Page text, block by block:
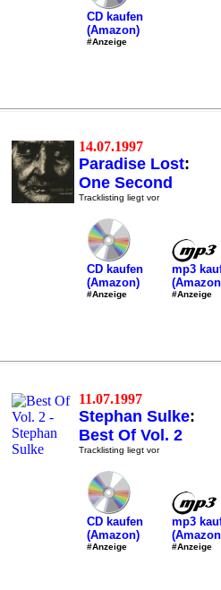
CD kaufen
(Amazon)
#Anzeige
14.07.1997
Paradise Lost:
One Second
Tracklisting liegt vor
CD kaufen
(Amazon)
#Anzeige
mp3
#Anzeige
11.07.1997
Stephan Sulke:
Best Of Vol. 2
Tracklisting liegt vor
CD kaufen
(Amazon)
#Anzeige
mp3
#Anzeige